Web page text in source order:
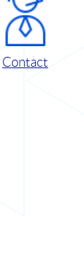
Contact